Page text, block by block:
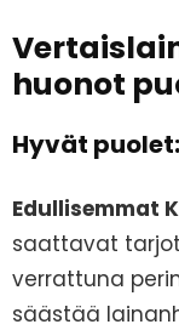
huonot
Hyvät puolet:
Edullisemmat
saattavat
verrattuna
säästää